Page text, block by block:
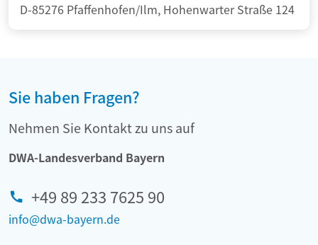
D-85276 Pfaffenhofen/Ilm, Hohenwarter Straße 124
Sie haben Fragen?
Nehmen Sie Kontakt zu uns auf
DWA-Landesverband Bayern
+49 89 233 7625 90
info@dwa-bayern.de